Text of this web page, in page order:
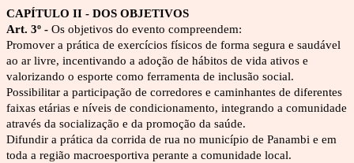
CAPÍTULO II - DOS OBJETIVOS
Art. 3º - Os objetivos do evento compreendem:
Promover a prática de exercícios físicos de forma segura e saudável
ao ar livre, incentivando a adoção de hábitos de vida ativos e
valorizando o esporte como ferramenta de inclusão social.
Possibilitar a participação de corredores e caminhantes de diferentes
faixas etárias e níveis de condicionamento, integrando a comunidade
através da socialização e da promoção da saúde.
Difundir a prática da corrida de rua no município de Panambi e em
toda a região macroesportiva perante a comunidade local.